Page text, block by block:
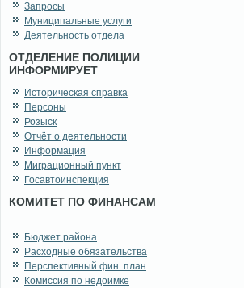
Запросы
Муниципальные услуги
Деятельность отдела
ОТДЕЛЕНИЕ ПОЛИЦИИ
ИНФОРМИРУЕТ
Историческая справка
Персоны
Розыск
Отчёт о деятельности
Информация
Миграционный пункт
Госавтоинспекция
КОМИТЕТ ПО ФИНАНСАМ
Бюджет района
Расходные обязательства
Перспективный фин. план
Комиссия по недоимке